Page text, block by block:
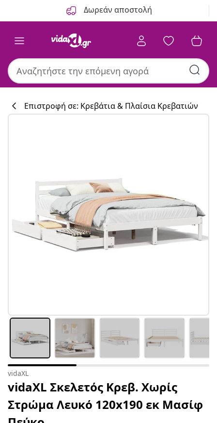
Δωρεάν αποστολή
#sharemevidaxl
Επιστροφή σε: Κρεβάτια & Πλαίσια Κρεβατιών
vidaXL
vidaXL Σκελετός Κρεβ. Χωρίς
Στρώμα Λευκό 120x190 εκ Μασίφ